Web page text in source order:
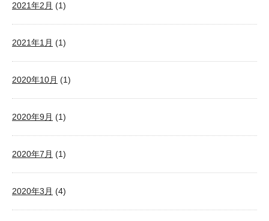
2021年2月 (1)
2021年1月 (1)
2020年10月 (1)
2020年9月 (1)
2020年7月 (1)
2020年3月 (4)